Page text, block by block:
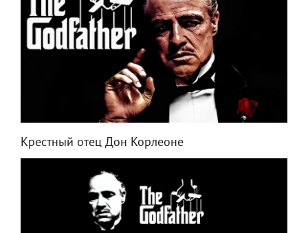
Крестный отец Дон Корлеоне